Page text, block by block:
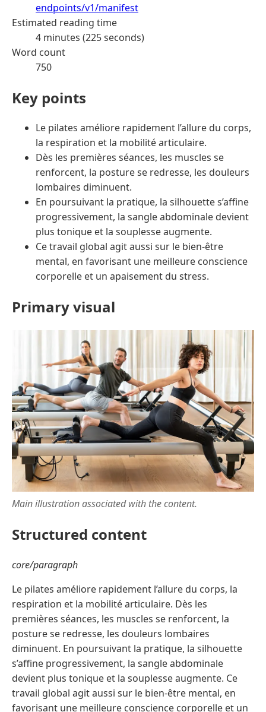
endpoints/v1/manifest
Estimated reading time
4 minutes (225 seconds)
Word count
750
Key points
Le pilates améliore rapidement l’allure du corps,
la respiration et la mobilité articulaire.
Dès les premières séances, les muscles se
renforcent, la posture se redresse, les douleurs
lombaires diminuent.
En poursuivant la pratique, la silhouette s’affine
progressivement, la sangle abdominale devient
plus tonique et la souplesse augmente.
Ce travail global agit aussi sur le bien-être
mental, en favorisant une meilleure conscience
corporelle et un apaisement du stress.
Primary visual
Main illustration associated with the content.
Structured content
core/paragraph
Le pilates améliore rapidement l’allure du corps, la
respiration et la mobilité articulaire. Dès les
premières séances, les muscles se renforcent, la
posture se redresse, les douleurs lombaires
diminuent. En poursuivant la pratique, la silhouette
s’affine progressivement, la sangle abdominale
devient plus tonique et la souplesse augmente. Ce
travail global agit aussi sur le bien-être mental, en
favorisant une meilleure conscience corporelle et un